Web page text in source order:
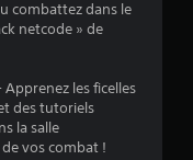
r
(
4
combattez dans le
netcode » de
les ficelles
des tutoriels
la salle
vos combat !